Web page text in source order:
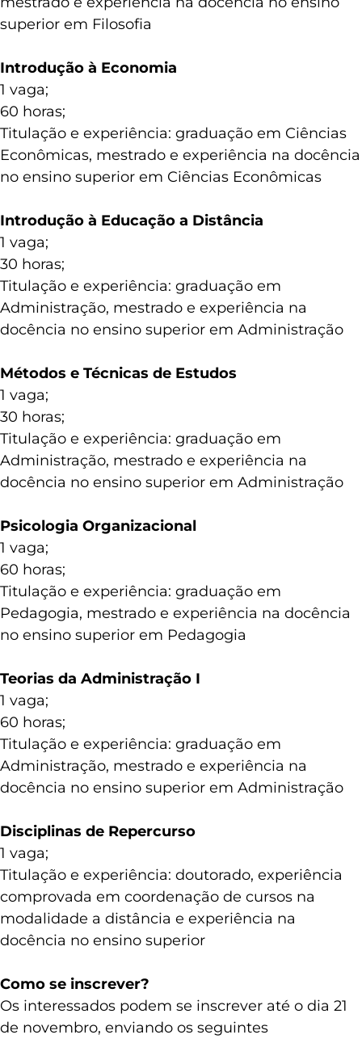
superior em Filosofia
Introdução à Economia
1 vaga;
60 horas;
Titulação e experiência: graduação em Ciências
Econômicas, mestrado e experiência na docência
no ensino superior em Ciências Econômicas
Introdução à Educação a Distância
1 vaga;
30 horas;
Titulação e experiência: graduação em
Administração, mestrado e experiência na
docência no ensino superior em Administração
Métodos e Técnicas de Estudos
1 vaga;
30 horas;
Titulação e experiência: graduação em
Administração, mestrado e experiência na
docência no ensino superior em Administração
Psicologia Organizacional
1 vaga;
60 horas;
Titulação e experiência: graduação em
Pedagogia, mestrado e experiência na docência
no ensino superior em Pedagogia
Teorias da Administração I
1 vaga;
60 horas;
Titulação e experiência: graduação em
Administração, mestrado e experiência na
docência no ensino superior em Administração
Disciplinas de Repercurso
1 vaga;
Titulação e experiência: doutorado, experiência
comprovada em coordenação de cursos na
modalidade a distância e experiência na
docência no ensino superior
Como se inscrever?
Os interessados podem se inscrever até o dia 21
de novembro, enviando os seguintes